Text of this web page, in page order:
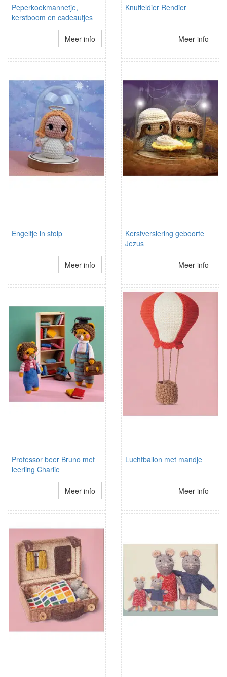
Peperkoekmannetje,
kerstboom en cadeautjes
Meer info
Knuffeldier Rendier
Meer info
Engeltje in stolp
Meer info
Kerstversiering geboorte
Jezus
Meer info
Professor beer Bruno met
leerling Charlie
Meer info
Luchtballon met mandje
Meer info